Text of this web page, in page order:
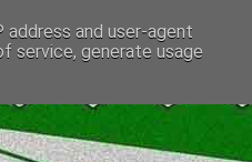
and user-agent
service, generate usage